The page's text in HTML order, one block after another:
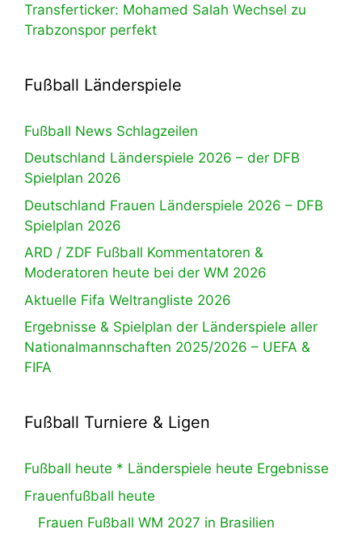
Transferticker: Mohamed Salah Wechsel zu
Trabzonspor perfekt
Fußball Länderspiele
Fußball News Schlagzeilen
Deutschland Länderspiele 2026 – der DFB
Spielplan 2026
Deutschland Frauen Länderspiele 2026 – DFB
Spielplan 2026
ARD / ZDF Fußball Kommentatoren &
Moderatoren heute bei der WM 2026
Aktuelle Fifa Weltrangliste 2026
Ergebnisse & Spielplan der Länderspiele aller
Nationalmannschaften 2025/2026 – UEFA &
FIFA
Fußball Turniere & Ligen
Fußball heute * Länderspiele heute Ergebnisse
Frauenfußball heute
Frauen Fußball WM 2027 in Brasilien